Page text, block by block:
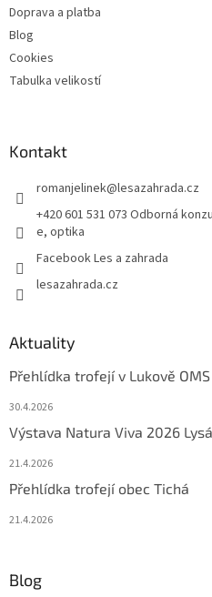
Doprava a platba
Blog
Cookies
Tabulka velikostí
Kontakt
romanjelinek@lesazahrada.cz
+420 601 531 073 Odborná
e, optika
Facebook Les a zahrada
lesazahrada.cz
Aktuality
Přehlídka trofejí v Lukově
30.4.2026
Výstava Natura Viva 2026
21.4.2026
Přehlídka trofejí obec Tichá
21.4.2026
Blog